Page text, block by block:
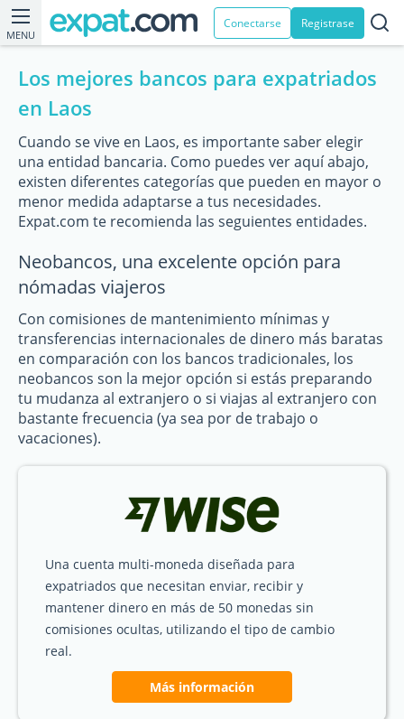
MENU
Conectarse Registrase
Los mejores bancos para expatriados
en Laos
Cuando se vive en Laos, es importante saber elegir
una entidad bancaria. Como puedes ver aquí abajo,
existen diferentes categorías que pueden en mayor o
menor medida adaptarse a tus necesidades.
Expat.com te recomienda las seguientes entidades.
Neobancos, una excelente opción para
nómadas viajeros
Con comisiones de mantenimiento mínimas y
transferencias internacionales de dinero más baratas
en comparación con los bancos tradicionales, los
neobancos son la mejor opción si estás preparando
tu mudanza al extranjero o si viajas al extranjero con
bastante frecuencia (ya sea por de trabajo o
vacaciones).
Una cuenta multi-moneda diseñada para
expatriados que necesitan enviar, recibir y
mantener dinero en más de 50 monedas sin
comisiones ocultas, utilizando el tipo de cambio
real.
Más información